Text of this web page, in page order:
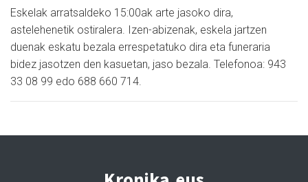
Eskelak arratsaldeko 15:00ak arte jasoko dira,
astelehenetik ostiralera. Izen-abizenak, eskela jartzen
duenak eskatu bezala errespetatuko dira eta funeraria
bidez jasotzen den kasuetan, jaso bezala. Telefonoa: 943
33 08 99 edo 688 660 714.